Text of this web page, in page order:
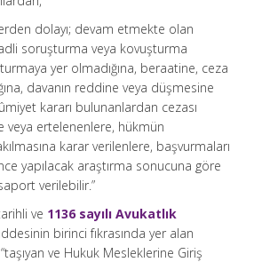
dolayı; devam etmekte olan
soruşturma veya kovuşturma
yer olmadığına, beraatine, ceza
davanın reddine veya düşmesine
kararı bulunanlardan cezası
veya ertelenenlere, hükmün
karar verilenlere, başvurmaları
yapılacak araştırma sonucuna göre
verilebilir.”
ve 1136 sayılı Avukatlık
birinci fıkrasında yer alan
ve Hukuk Mesleklerine Giriş